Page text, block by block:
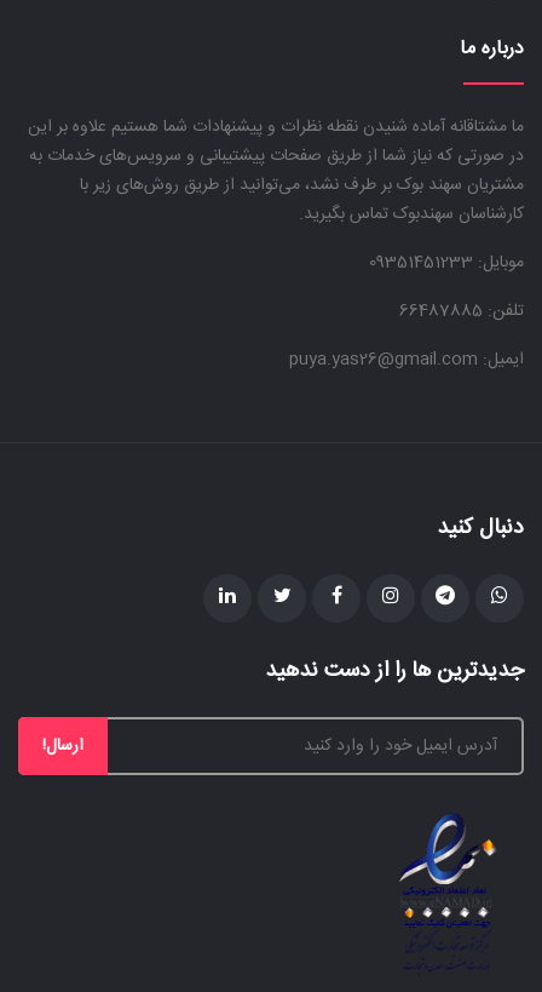
درباره ما
ما مشتاقانه آماده شنیدن نقطه نظرات و پیشنهادات شما هستیم علاوه بر این
در صورتی که نیاز شما از طریق صفحات پیشتیبانی و سرویس‌های خدمات به
مشتریان سهند بوک بر طرف نشد، می‌توانید از طریق روش‌های زیر با
کارشناسان سهندبوک تماس بگیرید.
موبایل:
تلفن: 66487885
ایمیل: puya.yas26@gmail.com
دنبال کنید
جدیدترین ها را از دست ندهید
ارسال!